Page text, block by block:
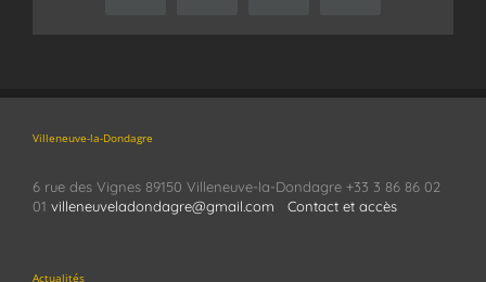
Villeneuve-la-Dondagre
6 rue des Vignes 89150 Villeneuve-la-Dondagre +33 3 86 86 02
01 villeneuveladondagre@gmail.com Contact et accès
Actualités